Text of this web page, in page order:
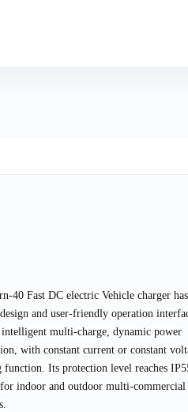
40 Fast DC electric Vehicle charger
and user-friendly operation
intelligent multi-charge, dynamic power
with constant current or constant
function. Its protection level reaches
indoor and outdoor multi-commercial